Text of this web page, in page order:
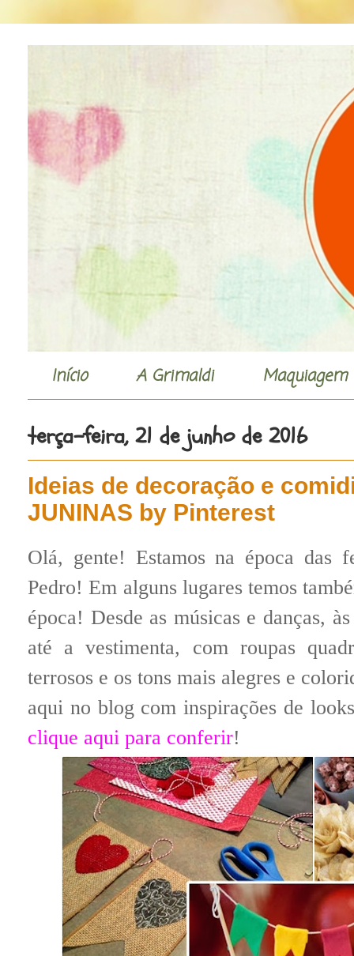
Início A Grimaldi Maquiagem
terça-feira, 21 de junho de 2016
Ideias de decoração e
JUNINAS by Pinterest
Olá, gente! Estamos na época das
Pedro! Em alguns lugares temos
época! Desde as músicas e danças,
até a vestimenta, com roupas
terrosos e os tons mais alegres e
aqui no blog com inspirações de
clique aqui para conferir!